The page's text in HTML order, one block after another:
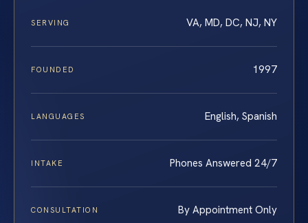
SERVING VA, MD, DC, NJ, NY
FOUNDED 1997
LANGUAGES English, Spanish
INTAKE Phones Answered 24/7
CONSULTATION By Appointment Only